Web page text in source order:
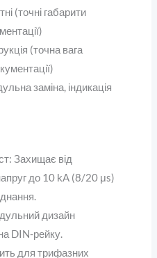
(точні габарити
(точна вага
заміна, індикація
: Захищає від
до 10 kA (8/20 μs)
дизайн
DIN-рейку.
для трифазних